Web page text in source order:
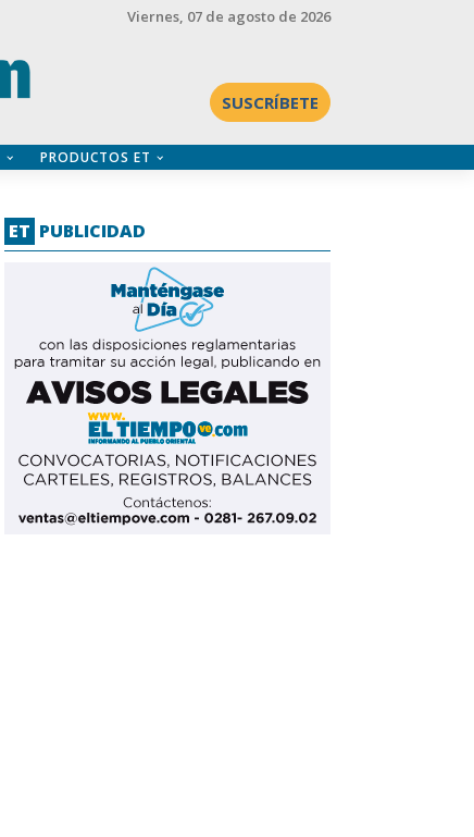
Viernes, 07 de agosto de 2026
SUSCRÍBETE
PRODUCTOS ET
ET PUBLICIDAD